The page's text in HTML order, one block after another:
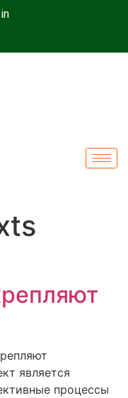
является
процессы